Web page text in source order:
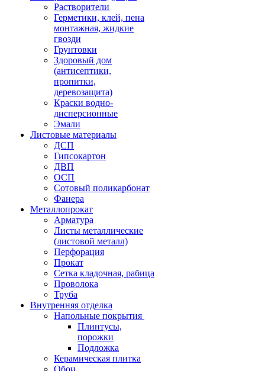
Растворители
Герметики, клей, пена
монтажная, жидкие
гвозди
Грунтовки
Здоровый дом
(антисептики,
пропитки,
деревозащита)
Краски водно-
дисперсионные
Эмали
Листовые материалы
ДСП
Гипсокартон
ДВП
ОСП
Сотовый поликарбонат
Фанера
Металлопрокат
Арматура
Листы металлические
(листовой металл)
Перфорация
Прокат
Сетка кладочная, рабица
Проволока
Труба
Внутренняя отделка
Напольные покрытия
Плинтусы,
порожки
Подложка
Керамическая плитка
Обои